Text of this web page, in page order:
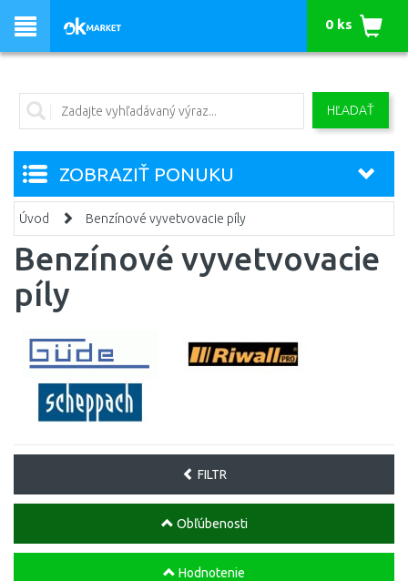
HĽADAŤ
0 ks
ZOBRAZIŤ PONUKU
Úvod Benzínové vyvetvovacie píly
Benzínové vyvetvovacie
píly
FILTR
Obľúbenosti
Hodnotenie